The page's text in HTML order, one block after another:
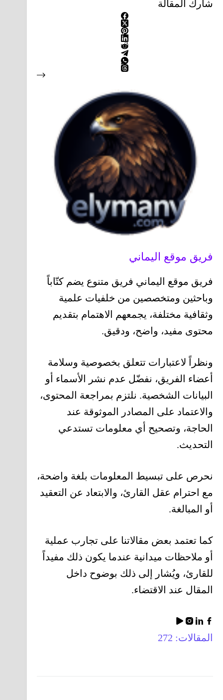
شارك المقالة
فريق موقع اليماني
فريق موقع اليماني فريق متنوع يضم كتّاباً
وباحثين ومتخصصين من خلفيات علمية
وثقافية مختلفة، يجمعهم الاهتمام بتقديم
محتوى مفيد، واضح، ودقيق.
ونظراً لاعتبارات تتعلق بخصوصية وسلامة
أعضاء الفريق، نفضّل عدم نشر الأسماء أو
البيانات الشخصية. نلتزم بمراجعة المحتوى،
والاعتماد على المصادر الموثوقة عند
الحاجة، وتصحيح أي معلومات تستدعي
التحديث.
نحرص على تبسيط المعلومات بلغة واضحة،
مع احترام عقل القارئ، والابتعاد عن التعقيد
أو المبالغة.
كما تعتمد بعض مقالاتنا على تجارب عملية
أو ملاحظات ميدانية عندما يكون ذلك مفيداً
للقارئ، ويُشار إلى ذلك بوضوح داخل
المقال عند الاقتضاء.
المقالات: 272